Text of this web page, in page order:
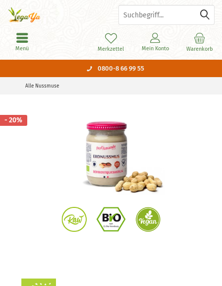
0800-8 66 99 55
Warenkorb
Merkzettel Mein Konto
Menü
Alle Nussmuse
- 20%